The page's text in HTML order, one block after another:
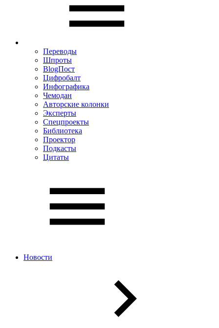
Переводы
Шпроты
BlogПост
Цифробалт
Инфографика
Чемодан
Авторские колонки
Эксперты
Спецпроекты
Библиотека
Проектор
Подкасты
Цитаты
Новости